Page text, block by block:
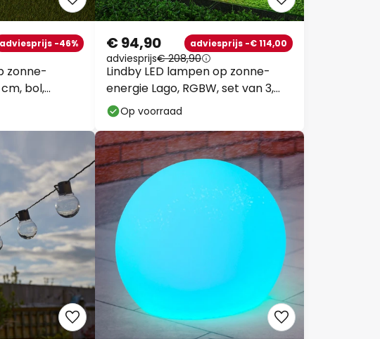
zonne-
bol,
adviesprijs -46%
Lindby LED lampen op zonne-
energie Lago, RGBW, set van 3,
bollen,
€ 94,90 adviesprijs -€ 114,00
adviesprijs€ 208,90
Op voorraad